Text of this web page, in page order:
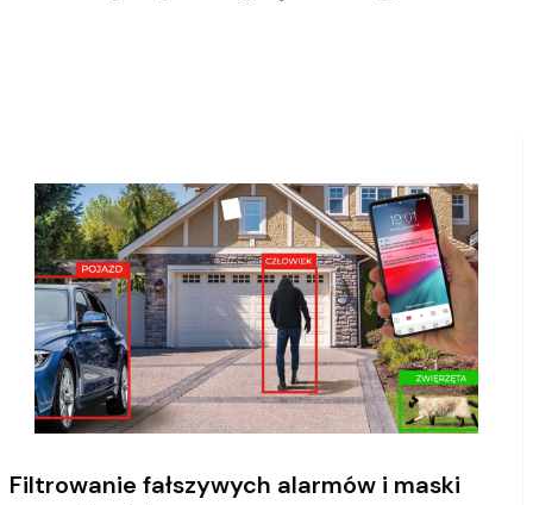
Filtrowanie fałszywych alarmów i maski